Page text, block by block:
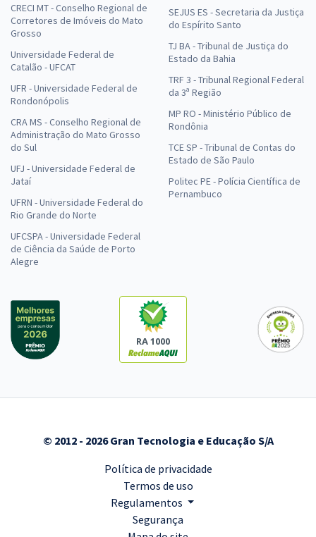
CRECI MT - Conselho Regional de
Corretores de Imóveis do Mato
Grosso
Universidade Federal de
Catalão - UFCAT
UFR - Universidade Federal de
Rondonópolis
CRA MS - Conselho Regional de
Administração do Mato Grosso
do Sul
UFJ - Universidade Federal de
Jataí
UFRN - Universidade Federal do
Rio Grande do Norte
UFCSPA - Universidade Federal
de Ciência da Saúde de Porto
Alegre
SEJUS ES - Secretaria da Justiça
do Espírito Santo
TJ BA - Tribunal de Justiça do
Estado da Bahia
TRF 3 - Tribunal Regional Federal
da 3ª Região
MP RO - Ministério Público de
Rondônia
TCE SP - Tribunal de Contas do
Estado de São Paulo
Politec PE - Polícia Científica de
Pernambuco
RA 1000
© 2012 - 2026 Gran Tecnologia e Educação S/A
Política de privacidade
Termos de uso
Regulamentos
Segurança